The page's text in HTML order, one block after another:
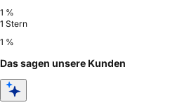
1 %
1 Stern
1 %
Das sagen unsere Kunden